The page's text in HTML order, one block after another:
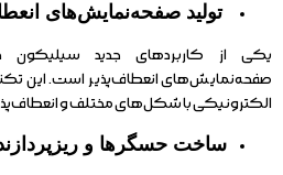
تولید صفحه‌نمایش‌های
یکی از کاربردهای جدید سیلیکون
صفحه‌نمایش‌های انعطاف‌پذیر است. این
الکترونیکی با شکل‌های مختلف و
ساخت حسگرها و